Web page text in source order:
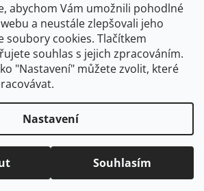
abychom Vám umožnili pohodlné
a neustále zlepšovali jeho
soubory cookies. Tlačítkem
souhlas s jejich zpracováním.
"Nastavení" můžete zvolit, které
Nastavení
Souhlasím
Shoptet mime digital